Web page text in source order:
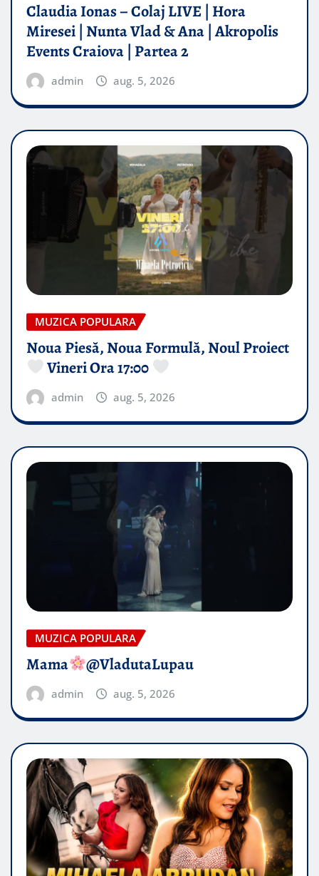
Claudia Ionas – Colaj LIVE | Hora
Miresei | Nunta Vlad & Ana | Akropolis
Events Craiova | Partea 2
admin aug. 5, 2026
MUZICA POPULARA
Noua Piesă, Noua Formulă, Noul Proiect
Vineri Ora 17:00
admin aug. 5, 2026
MUZICA POPULARA
Mama @VladutaLupau
admin aug. 5, 2026